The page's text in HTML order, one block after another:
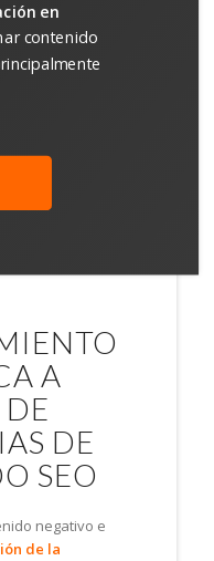
en
contenido
A
DE
SEO
negativo e
de la